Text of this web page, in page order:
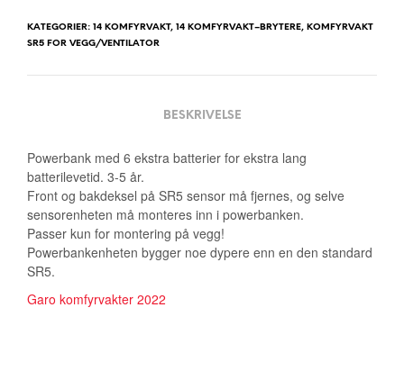
KATEGORIER: 14 KOMFYRVAKT, 14 KOMFYRVAKT–BRYTERE, KOMFYRVAKT
SR5 FOR VEGG/VENTILATOR
BESKRIVELSE
Powerbank med 6 ekstra batterier for ekstra lang
batterilevetid. 3-5 år.
Front og bakdeksel på SR5 sensor må fjernes, og selve
sensorenheten må monteres inn i powerbanken.
Passer kun for montering på vegg!
Powerbankenheten bygger noe dypere enn en den standard
SR5.
Garo komfyrvakter 2022